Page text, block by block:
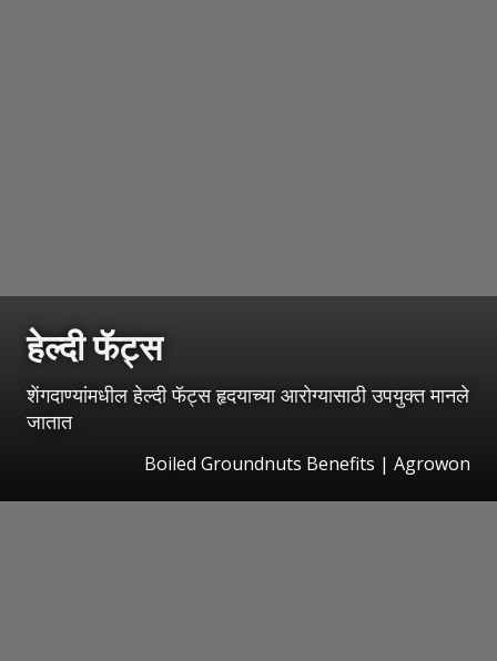
हेल्दी फॅट्स
शेंगदाण्यांमधील हेल्दी फॅट्स हृदयाच्या आरोग्यासाठी उपयुक्त मानले
जातात
Boiled Groundnuts Benefits | Agrowon